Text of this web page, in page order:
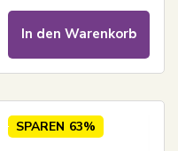
In den Warenkorb
SPAREN 63%